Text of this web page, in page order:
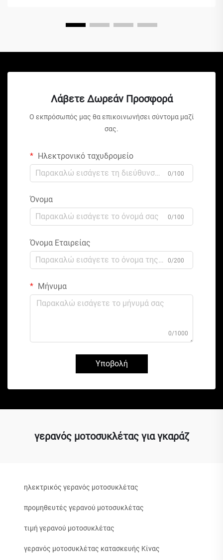
Λάβετε Δωρεάν Προσφορά
Ο εκπρόσωπός μας θα επικοινωνήσει σύντομα μαζί
σας.
Ηλεκτρονικό ταχυδρομείο
0/100
Όνομα
0/100
Όνομα Εταιρείας
0/200
Μήνυμα
0/1000
Υποβολή
γερανός μοτοσυκλέτας για γκαράζ
ηλεκτρικός γερανός μοτοσυκλέτας
προμηθευτές γερανού μοτοσυκλέτας
τιμή γερανού μοτοσυκλέτας
γερανός μοτοσυκλέτας κατασκευής Κίνας